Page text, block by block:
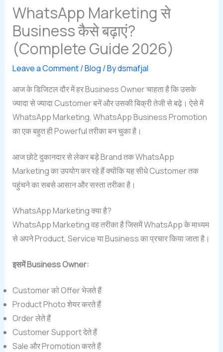
WhatsApp Marketing से
Business कैसे बढ़ाएं?
(Complete Guide 2026)
Leave a Comment/Blog / Bydsmafjal
आज के डिजिटल दौर में हर Business Owner चाहता है कि उसके
ज्यादा से ज्यादा Customer बनें और उसकी बिक्री तेजी से बढ़े। ऐसे में
WhatsApp Marketing, WhatsApp Business Promotion
का एक बहुत ही Powerful तरीका बन चुका है।
आज छोटे दुकानदार से लेकर बड़े Brand तक WhatsApp
Marketing का उपयोग कर रहे हैं क्योंकि यह सीधे Customer तक
पहुंचने का सबसे आसान और सस्ता तरीका है।
WhatsApp Marketing क्या है?
WhatsApp Marketing वह तरीका है जिसमें WhatsApp के माध्यम
से अपने Product, Service या Business का प्रचार किया जाता है।
इसमें Business Owner:
Customer को Offer भेजते हैं
Product Photo शेयर करते हैं
Order लेते हैं
Customer Support देते हैं
Sale और Promotion करते हैं